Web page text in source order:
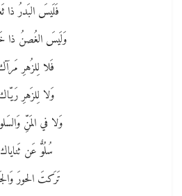
فَلَيسَ البَدرُ ذا
وَلَيسَ الغُصنُ ذا
فَلا لِلزُهرِ مَرآك
وَلا لِلزَهرِ رَيّاك
وَلا في المَنِّ
سُلُوٌّ عَن ثَناياك
تَرَكتَ الحورَ